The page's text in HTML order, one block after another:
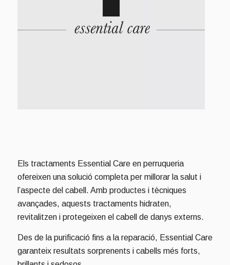
Els tractaments Essential Care en perruqueria
ofereixen una solució completa per millorar la salut i
l’aspecte del cabell. Amb productes i tècniques
avançades, aquests tractaments hidraten,
revitalitzen i protegeixen el cabell de danys externs.
Des de la purificació fins a la reparació, Essential Care
garanteix resultats sorprenents i cabells més forts,